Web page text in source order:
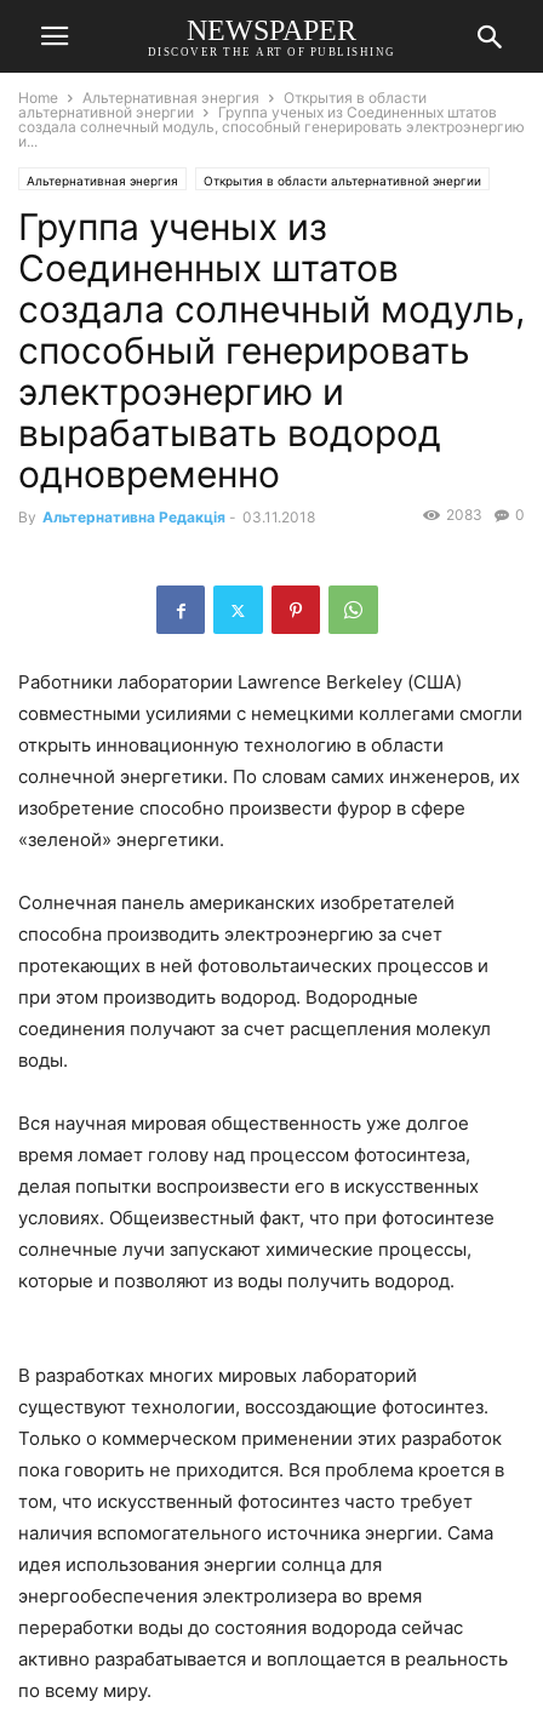
NEWSPAPER
DISCOVER THE ART OF PUBLISHING
Home Альтернативная энергия
Открытия в области
альтернативной энергии
Группа ученых из Соединенных штатов
создала солнечный модуль, способный генерировать электроэнергию
и...
Альтернативная энергия Открытия в области альтернативной энергии
Группа ученых из
Соединенных штатов
создала солнечный модуль,
способный генерировать
электроэнергию и
вырабатывать водород
одновременно
By Альтернативна Редакція - 03.11.2018 0
2083
Работники лаборатории Lawrence Berkeley (США)
совместными усилиями с немецкими коллегами смогли
открыть инновационную технологию в области
солнечной энергетики. По словам самих инженеров, их
изобретение способно произвести фурор в сфере
«зеленой» энергетики.
Солнечная панель американских изобретателей
способна производить электроэнергию за счет
протекающих в ней фотовольтаических процессов и
при этом производить водород. Водородные
соединения получают за счет расщепления молекул
воды.
Вся научная мировая общественность уже долгое
время ломает голову над процессом фотосинтеза,
делая попытки воспроизвести его в искусственных
условиях. Общеизвестный факт, что при фотосинтезе
солнечные лучи запускают химические процессы,
которые и позволяют из воды получить водород.
В разработках многих мировых лабораторий
существуют технологии, воссоздающие фотосинтез.
Только о коммерческом применении этих разработок
пока говорить не приходится. Вся проблема кроется в
том, что искусственный фотосинтез часто требует
наличия вспомогательного источника энергии. Сама
идея использования энергии солнца для
энергообеспечения электролизера во время
переработки воды до состояния водорода сейчас
активно разрабатывается и воплощается в реальность
по всему миру.